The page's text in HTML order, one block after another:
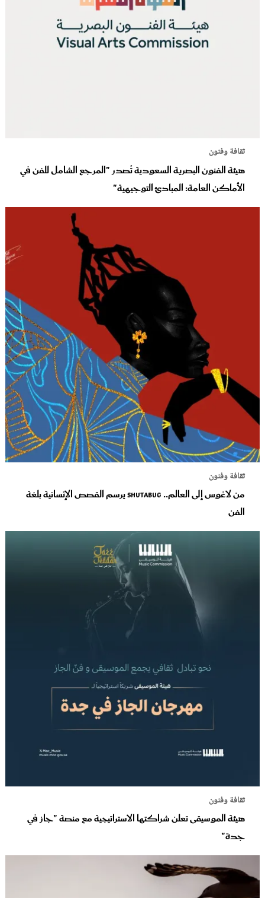
ثقافة وفنون
هيئة الفنون البصرية السعودية تُصدر "المرجع الشامل للفن في
الأماكن العامة: المبادئ التوجيهية"
ثقافة وفنون
من لاغوس إلى العالم.. Shutabug يرسم القصص الإنسانية بلغة
الفن
ثقافة وفنون
هيئة الموسيقى تعلن شراكتها الاستراتيجية مع منصة "جاز في
جدة"